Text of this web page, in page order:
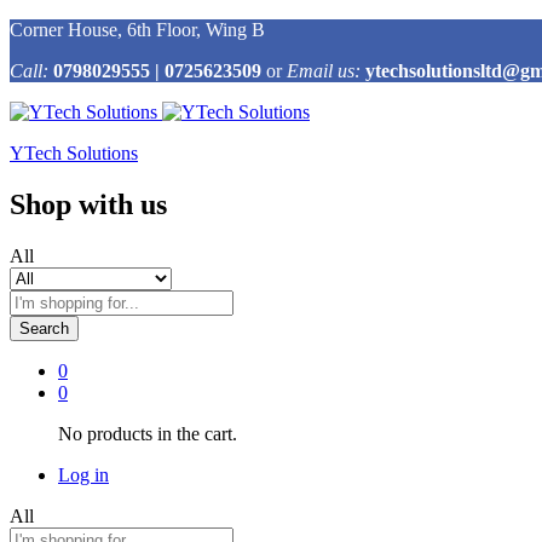
Corner House, 6th Floor, Wing B
Call: 0798029555 | 0725623509 or Email us:
YTech Solutions
Shop with us
All
Search
0
0
No products in the cart.
Log in
All